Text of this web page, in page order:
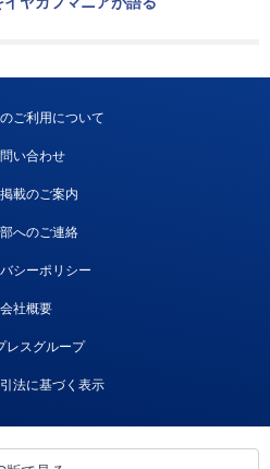
ご利用について
い合わせ
載のご案内
へのご連絡
シーポリシー
会社概要
レスグループ
法に基づく表示